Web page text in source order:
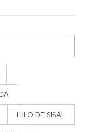
HILO DE SISAL